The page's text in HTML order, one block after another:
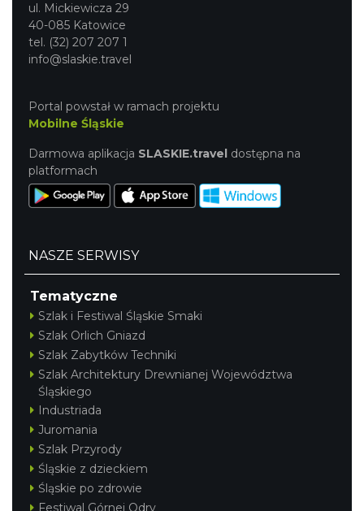
ul. Mickiewicza 29
40-085 Katowice
tel. (32) 207 207 1
info@slaskie.travel
Portal powstał w ramach projektu
Mobilne Śląskie
Darmowa aplikacja SLASKIE.travel dostępna na
platformach
NASZE SERWISY
Tematyczne
Szlak i Festiwal Śląskie Smaki
Szlak Orlich Gniazd
Szlak Zabytków Techniki
Szlak Architektury Drewnianej Województwa
Śląskiego
Industriada
Juromania
Szlak Przyrody
Śląskie z dzieckiem
Śląskie po zdrowie
Festiwal Górnej Odry